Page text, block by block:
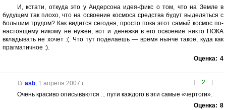
И, кстати, откуда это у Андерсона идея-фикс о том, что на Земле в
будущем так плохо, что на освоение космоса средства будут выделяться с
большим трудом? Как видится сегодня, просто пока этот самый космос по-
настоящему никому не нужен, вот и денежки в его освоение никто ПОКА
вкладывать не хочет :(. Что тут поделаешь — время нынче такое, куда как
прагматичное :).
Оценка: 4
[ 2 ]
asb, 1 апреля 2007 г.
Очень красиво описываются ... пути каждого в эти самые «чертоги».
Оценка: 8